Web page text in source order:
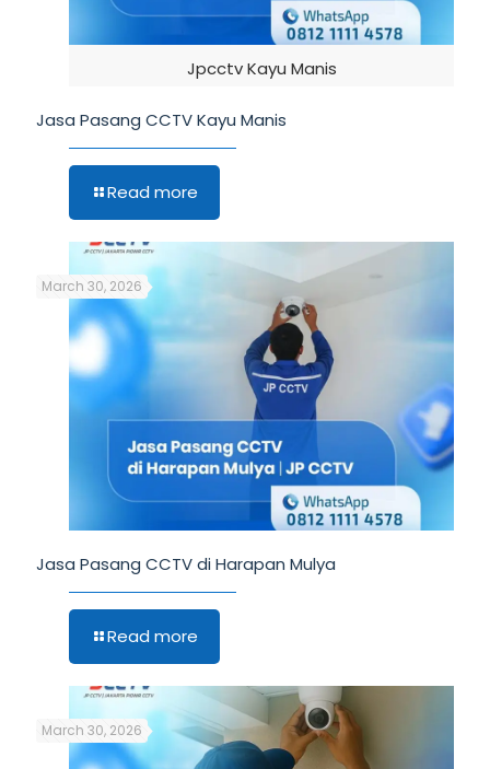
Jpcctv Kayu Manis
Jasa Pasang CCTV Kayu Manis
Read more
March 30, 2026
Jasa Pasang CCTV di Harapan Mulya
Read more
March 30, 2026